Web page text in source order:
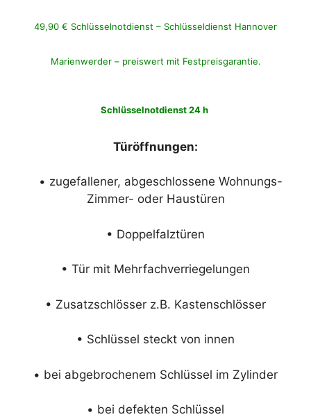
49,90 € Schlüsselnotdienst – Schlüsseldienst Hannover
Marienwerder – preiswert mit Festpreisgarantie.
Schlüsselnotdienst 24 h
Türöffnungen:
• zugefallener, abgeschlossene Wohnungs-
Zimmer- oder Haustüren
• Doppelfalztüren
• Tür mit Mehrfachverriegelungen
• Zusatzschlösser z.B. Kastenschlösser
• Schlüssel steckt von innen
• bei abgebrochenem Schlüssel im Zylinder
• bei defekten Schlüssel